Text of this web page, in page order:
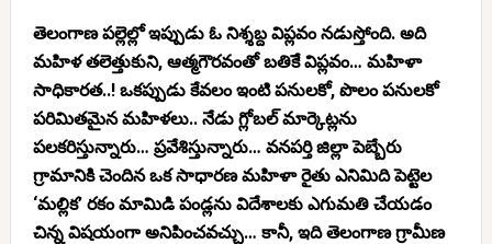
తెలంగాణ పల్లెల్లో ఇప్పుడు ఓ నిశ్శబ్ద విప్లవం నడుస్తోంది. అది
మహిళ తలెత్తుకుని, ఆత్మగౌరవంతో బతికెే విప్లవం… మహిళా
సాధికారత..! ఒకప్పుడు కేవలం ఇంటి పనులకో, పొలం పనులకో
పరిమితమైన మహిళలు.. నేడు గ్లోబల్ మార్కెట్లను
పలకరిస్తున్నారు… ప్రవేశిస్తున్నారు… వనపర్తి జిల్లా పెబ్బేరు
గ్రామానికి చెందిన ఒక సాధారణ మహిళా రైతు ఎనిమిది పెట్టెల
‘మల్లిక’ రకం మామిడి పండ్లను విదేశాలకు ఎగుమతి చేయడం
చిన్న విషయంగా అనిపించవచ్చు… కానీ, ఇది తెలంగాణ గ్రామీణ